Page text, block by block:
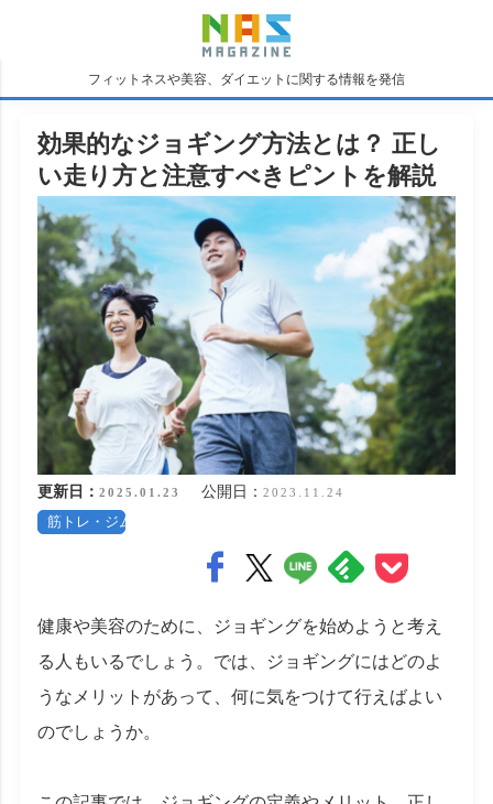
フィットネスや美容、ダイエットに関する情報を発信
効果的なジョギング方法とは？ 正し
い走り方と注意すべきピントを解説
更新日：2025.01.23 公開日： 2023.11.24
筋トレ・ジム
健康や美容のために、ジョギングを始めようと考え
る人もいるでしょう。では、ジョギングにはどのよ
うなメリットがあって、何に気をつけて行えばよい
のでしょうか。